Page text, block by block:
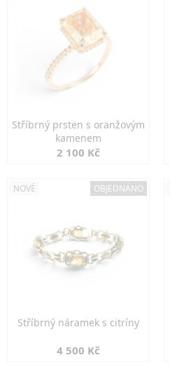
Stříbrný prsten s oranžovým
kamenem
2 100 Kč
NOVÉ OBJEDNÁNO
Stříbrný náramek s citríny
4 500 Kč